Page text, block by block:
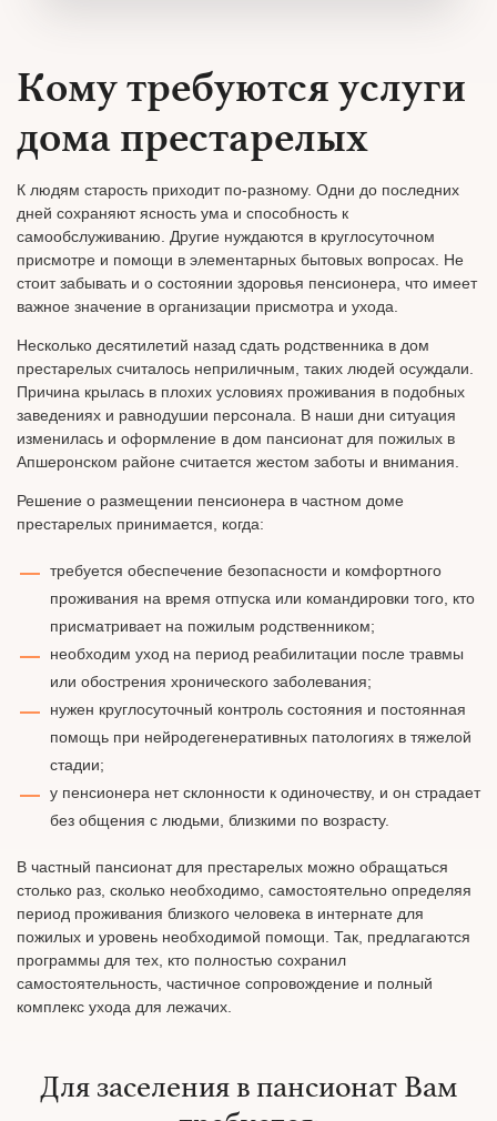
Кому требуются услуги
дома престарелых
К людям старость приходит по-разному. Одни до последних
дней сохраняют ясность ума и способность к
самообслуживанию. Другие нуждаются в круглосуточном
присмотре и помощи в элементарных бытовых вопросах. Не
стоит забывать и о состоянии здоровья пенсионера, что имеет
важное значение в организации присмотра и ухода.
Несколько десятилетий назад сдать родственника в дом
престарелых считалось неприличным, таких людей осуждали.
Причина крылась в плохих условиях проживания в подобных
заведениях и равнодушии персонала. В наши дни ситуация
изменилась и оформление в дом пансионат для пожилых в
Апшеронском районе считается жестом заботы и внимания.
Решение о размещении пенсионера в частном доме
престарелых принимается, когда:
требуется обеспечение безопасности и комфортного
проживания на время отпуска или командировки того, кто
присматривает на пожилым родственником;
необходим уход на период реабилитации после травмы
или обострения хронического заболевания;
нужен круглосуточный контроль состояния и постоянная
помощь при нейродегенеративных патологиях в тяжелой
стадии;
у пенсионера нет склонности к одиночеству, и он страдает
без общения с людьми, близкими по возрасту.
В частный пансионат для престарелых можно обращаться
столько раз, сколько необходимо, самостоятельно определяя
период проживания близкого человека в интернате для
пожилых и уровень необходимой помощи. Так, предлагаются
программы для тех, кто полностью сохранил
самостоятельность, частичное сопровождение и полный
комплекс ухода для лежачих.
Для заселения в пансионат Вам